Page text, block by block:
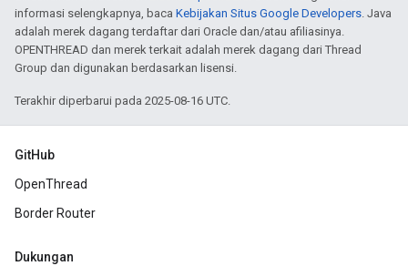
informasi selengkapnya, baca Kebijakan Situs Google Developers. Java
adalah merek dagang terdaftar dari Oracle dan/atau afiliasinya.
OPENTHREAD dan merek terkait adalah merek dagang dari Thread
Group dan digunakan berdasarkan lisensi.
Terakhir diperbarui pada 2025-08-16 UTC.
GitHub
OpenThread
Border Router
Dukungan